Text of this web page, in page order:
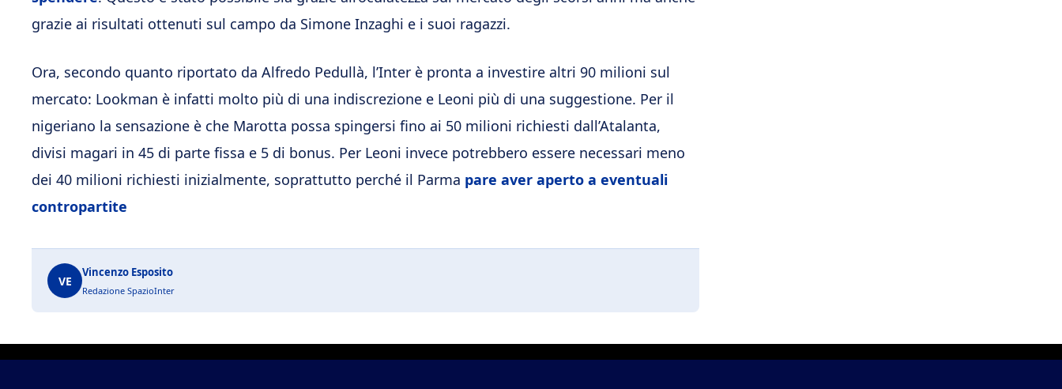
grazie ai risultati ottenuti sul campo da Simone Inzaghi e i suoi ragazzi.
Ora, secondo quanto riportato da Alfredo Pedullà, l’Inter è pronta a investire altri 90 milioni sul
mercato: Lookman è infatti molto più di una indiscrezione e Leoni più di una suggestione. Per il
nigeriano la sensazione è che Marotta possa spingersi fino ai 50 milioni richiesti dall’Atalanta,
divisi magari in 45 di parte fissa e 5 di bonus. Per Leoni invece potrebbero essere necessari meno
dei 40 milioni richiesti inizialmente, soprattutto perché il Parma pare aver aperto a eventuali
contropartite
VE
Vincenzo Esposito
Redazione SpazioInter